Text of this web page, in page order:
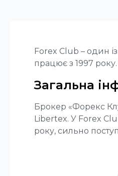
Forex Club – один
працює з 1997
Загальна
Брокер «Форекс
Libertex. У Forex
року, сильно